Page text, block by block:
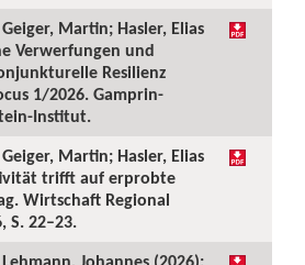
Martin; Hasler, Elias
Verwerfungen und
Resilienz
1/2026. Gamprin-
Institut.
Martin; Hasler, Elias
trifft auf erprobte
Wirtschaft Regional
S. 22–23.